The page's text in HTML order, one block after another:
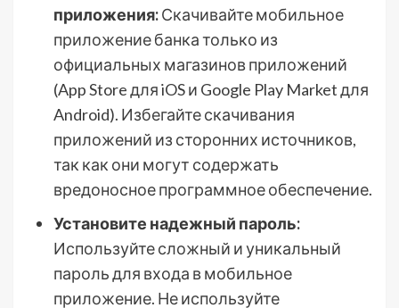
приложения:Скачивайте мобильное
приложение банка только из
официальных магазинов приложений
(App Store для iOS и Google Play Market для
Android). Избегайте скачивания
приложений из сторонних источников,
так как они могут содержать
вредоносное программное обеспечение.
Установите надежный пароль:
Используйте сложный и уникальный
пароль для входа в мобильное
приложение. Не используйте